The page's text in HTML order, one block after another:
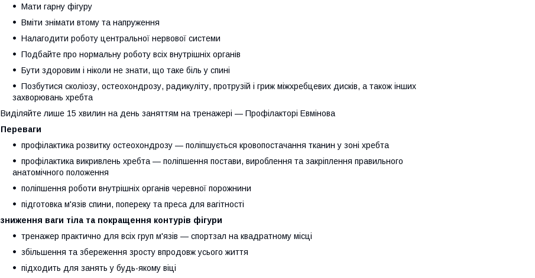
Мати гарну фігуру
Вміти знімати втому та напруження
Налагодити роботу центральної нервової системи
Подбайте про нормальну роботу всіх внутрішніх органів
Бути здоровим і ніколи не знати, що таке біль у спині
Позбутися сколіозу, остеохондрозу, радикуліту, протрузій і гриж міжхребцевих дисків, а також інших
захворювань хребта
Виділяйте лише 15 хвилин на день заняттям на тренажері — Профілакторі Евмінова
Переваги
профілактика розвитку остеохондрозу — поліпшується кровопостачання тканин у зоні хребта
профілактика викривлень хребта — поліпшення постави, вироблення та закріплення правильного
анатомічного положення
поліпшення роботи внутрішніх органів черевної порожнини
підготовка м'язів спини, попереку та преса для вагітності
зниження ваги тіла та покращення контурів фігури
тренажер практично для всіх груп м'язів — спортзал на квадратному місці
збільшення та збереження зросту впродовж усього життя
підходить для занять у будь-якому віці